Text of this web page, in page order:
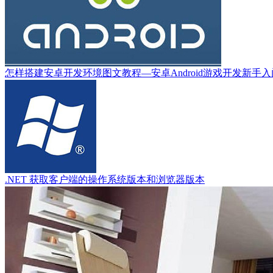
怎样搭建安卓开发环境图文教程—安卓Android游戏开发新手
.NET 获取客户端的操作系统版本和浏览器版本